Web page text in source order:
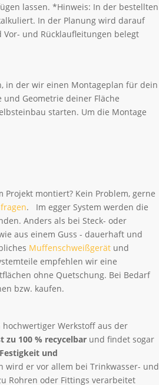
lassen. *Hinweis: In der bestellten
In der Planung wird darauf
Vor- und Rücklaufleitungen belegt
in der wir einen Montageplan für dein
Geometrie deiner Fläche
starten. Um die Montage
montiert? Kein Problem, gerne
. Im egger System werden die
Anders als bei Steck- oder
aus einem Guss - dauerhaft und
Muffenschweißgerät und
empfehlen wir eine
ohne Quetschung. Bei Bedarf
bzw. kaufen.
hochwertiger Werkstoff aus der
zu 100 % recycelbar und findet sogar
und
er vor allem bei Trinkwasser- und
Rohren oder Fittings verarbeitet